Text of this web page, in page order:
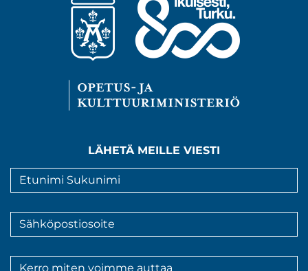
LÄHETÄ MEILLE VIESTI
Nimi
*
Sähköpostiosoite
*
Viesti